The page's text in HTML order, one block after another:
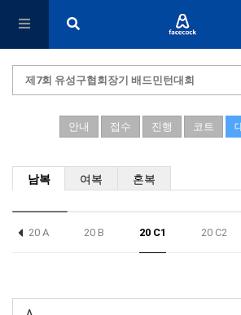
제7회 유성구협회장기 배드민턴대회
안내 접수 진행 코트
남복 여복 혼복
20 A 20 B 20 C1 20 C2